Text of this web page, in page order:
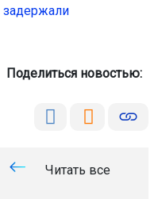
задержали
Поделиться новостью:
Читать все